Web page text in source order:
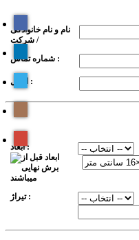
نام و نام خانوادگی
/ شرکت
شماره تماس :
ایمیل :
ابعاد :
تیراژ :